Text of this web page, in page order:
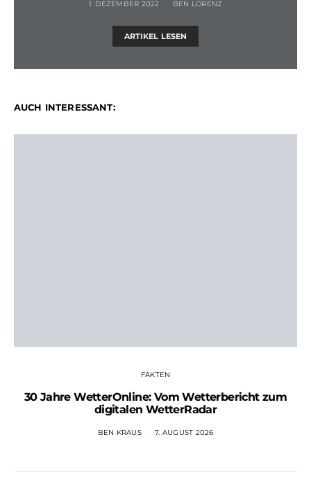
1. DEZEMBER 2022 BEN LORENZ
ARTIKEL LESEN
AUCH INTERESSANT:
FAKTEN
30 Jahre WetterOnline: Vom Wetterbericht zum
digitalen WetterRadar
BEN KRAUS 7. AUGUST 2026